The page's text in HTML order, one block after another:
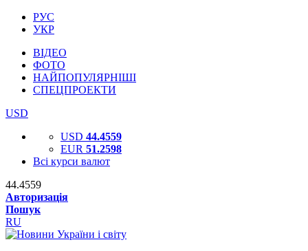
РУС
УКР
ВІДЕО
ФОТО
НАЙПОПУЛЯРНІШІ
СПЕЦПРОЕКТИ
USD
USD 44.4559
EUR 51.2598
Всі курси валют
44.4559
Авторизація
Пошук
RU